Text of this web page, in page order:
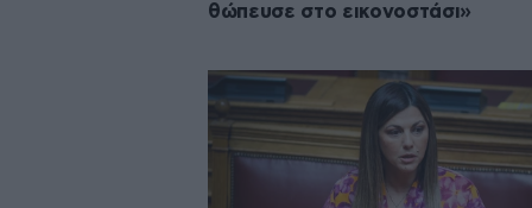
θώπευσε στο εικονοστάσι»